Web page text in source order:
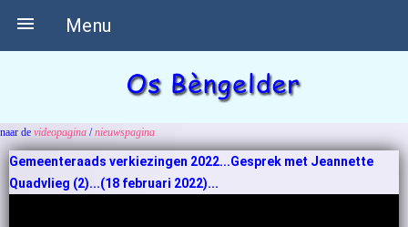
Menu

naar de videopagina /nieuwspagina
Gemeenteraads verkiezingen 2022...Gesprek met Jeannette
Quadvlieg (2)...(18 februari 2022)...